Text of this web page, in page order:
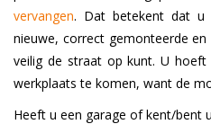
vervangen. Dat betekent dat u
nieuwe, correct gemonteerde
veilig de straat op kunt. U
werkplaats te komen, want de
Heeft u een garage of kent/bent